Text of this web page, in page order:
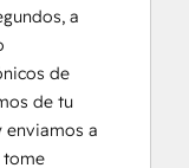
a
de
de tu
enviamos a
tome